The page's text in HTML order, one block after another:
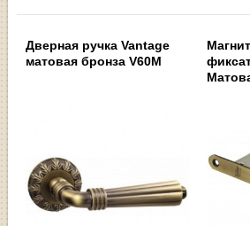
Дверная ручка Vantage
матовая бронза V60M